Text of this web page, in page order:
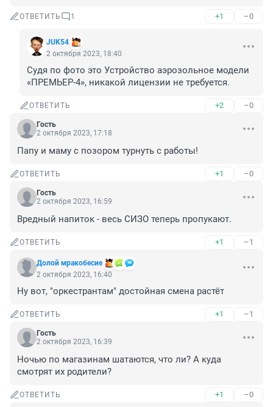
ОТВЕТИТЬ 1 +1 –0
JUK54
2 октября 2023, 18:40
Судя по фото это Устройство аэрозольное модели
«ПРЕМЬЕР-4», никакой лицензии не требуется.
ОТВЕТИТЬ +2 –0
Гость
2 октября 2023, 17:18
Папу и маму с позором турнуть с работы!
ОТВЕТИТЬ +1 –0
Гость
2 октября 2023, 16:59
Вредный напиток - весь СИЗО теперь пропукают.
ОТВЕТИТЬ +1 –1
Долой мракобесие
2 октября 2023, 16:40
Ну вот, "оркестрантам" достойная смена растёт
ОТВЕТИТЬ +1 –1
Гость
2 октября 2023, 16:39
Ночью по магазинам шатаются, что ли? А куда
смотрят их родители?
ОТВЕТИТЬ +1 –0